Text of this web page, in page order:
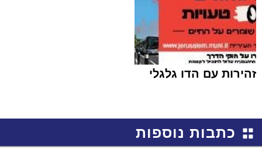
זהירות עם הדו גלגלי
כתבות נוספות